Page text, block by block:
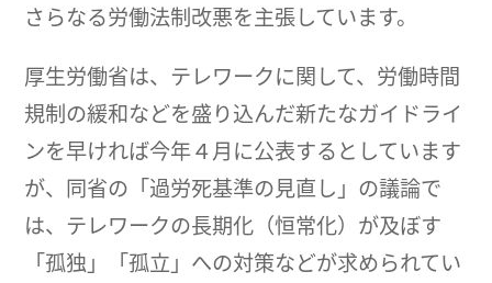
さらなる労働法制改悪を主張しています。
厚生労働省は、テレワークに関して、労働時間
規制の緩和などを盛り込んだ新たなガイドライ
ンを早ければ今年４月に公表するとしています
が、同省の「過労死基準の見直し」の議論で
は、テレワークの長期化（恒常化）が及ぼす
「孤独」「孤立」への対策などが求められてい